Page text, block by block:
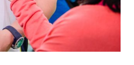
la asta, cum am recurs si noi
ori cu Luxury-Photo-Video"
Soares Szasz